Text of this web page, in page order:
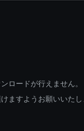
ロードが行えません。
ますようお願いいたし